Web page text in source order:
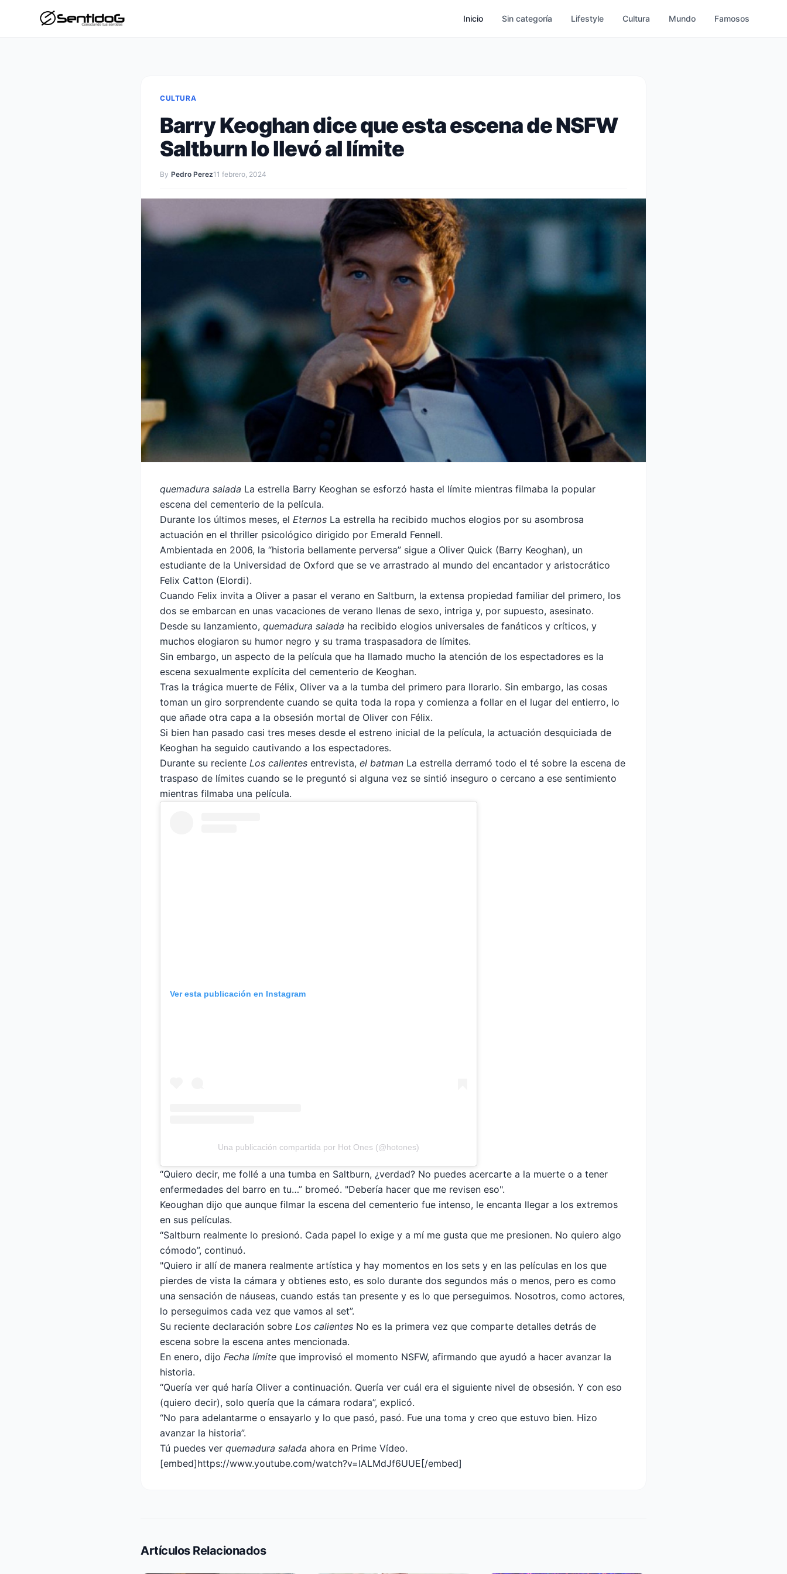
Inicio Sin categoría Lifestyle Cultura Mundo Famosos
CULTURA
Barry Keoghan dice que esta escena de NSFW
Saltburn lo llevó al límite
By Pedro Perez11 febrero, 2024
quemadura salada La estrella Barry Keoghan se esforzó hasta el límite mientras filmaba la popular
escena del cementerio de la película.
Durante los últimos meses, el Eternos La estrella ha recibido muchos elogios por su asombrosa
actuación en el thriller psicológico dirigido por Emerald Fennell.
Ambientada en 2006, la “historia bellamente perversa” sigue a Oliver Quick (Barry Keoghan), un
estudiante de la Universidad de Oxford que se ve arrastrado al mundo del encantador y aristocrático
Felix Catton (Elordi).
Cuando Felix invita a Oliver a pasar el verano en Saltburn, la extensa propiedad familiar del primero, los
dos se embarcan en unas vacaciones de verano llenas de sexo, intriga y, por supuesto, asesinato.
Desde su lanzamiento, quemadura salada ha recibido elogios universales de fanáticos y críticos, y
muchos elogiaron su humor negro y su trama traspasadora de límites.
Sin embargo, un aspecto de la película que ha llamado mucho la atención de los espectadores es la
escena sexualmente explícita del cementerio de Keoghan.
Tras la trágica muerte de Félix, Oliver va a la tumba del primero para llorarlo. Sin embargo, las cosas
toman un giro sorprendente cuando se quita toda la ropa y comienza a follar en el lugar del entierro, lo
que añade otra capa a la obsesión mortal de Oliver con Félix.
Si bien han pasado casi tres meses desde el estreno inicial de la película, la actuación desquiciada de
Keoghan ha seguido cautivando a los espectadores.
Durante su reciente Los calientes entrevista, el batman La estrella derramó todo el té sobre la escena de
traspaso de límites cuando se le preguntó si alguna vez se sintió inseguro o cercano a ese sentimiento
mientras filmaba una película.
Ver esta publicación en Instagram
Una publicación compartida por Hot Ones (@hotones)
“Quiero decir, me follé a una tumba en Saltburn, ¿verdad? No puedes acercarte a la muerte o a tener
enfermedades del barro en tu…” bromeó. "Debería hacer que me revisen eso".
Keoughan dijo que aunque filmar la escena del cementerio fue intenso, le encanta llegar a los extremos
en sus películas.
“Saltburn realmente lo presionó. Cada papel lo exige y a mí me gusta que me presionen. No quiero algo
cómodo”, continuó.
"Quiero ir allí de manera realmente artística y hay momentos en los sets y en las películas en los que
pierdes de vista la cámara y obtienes esto, es solo durante dos segundos más o menos, pero es como
una sensación de náuseas, cuando estás tan presente y es lo que perseguimos. Nosotros, como actores,
lo perseguimos cada vez que vamos al set”.
Su reciente declaración sobre Los calientes No es la primera vez que comparte detalles detrás de
escena sobre la escena antes mencionada.
En enero, dijo Fecha límite que improvisó el momento NSFW, afirmando que ayudó a hacer avanzar la
historia.
“Quería ver qué haría Oliver a continuación. Quería ver cuál era el siguiente nivel de obsesión. Y con eso
(quiero decir), solo quería que la cámara rodara”, explicó.
“No para adelantarme o ensayarlo y lo que pasó, pasó. Fue una toma y creo que estuvo bien. Hizo
avanzar la historia”.
Tú puedes ver quemadura salada ahora en Prime Vídeo.
[embed]https://www.youtube.com/watch?v=lALMdJf6UUE[/embed]
Artículos Relacionados